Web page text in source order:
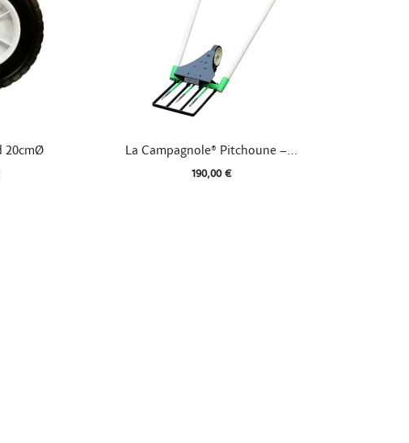
20cmØ Aperçu rapide
La Campagnole® Pitchoune –...
190,00 €